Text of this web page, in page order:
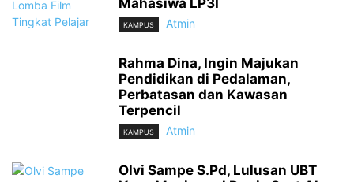
Mahasiwa LP3I
KAMPUS Atmin
Rahma Dina, Ingin Majukan
Pendidikan di Pedalaman,
Perbatasan dan Kawasan
Terpencil
KAMPUS Atmin
Olvi Sampe S.Pd, Lulusan UBT